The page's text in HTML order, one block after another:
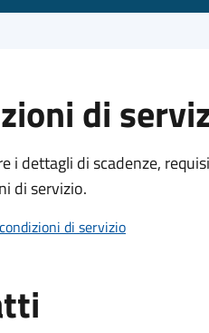
di
i dettagli di scadenze,
di servizio.
di servizio